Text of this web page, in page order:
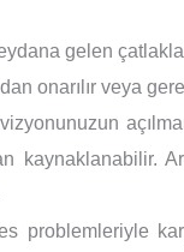
gelen
onarılır veya
kaynaklanabilir.
problemleriyle